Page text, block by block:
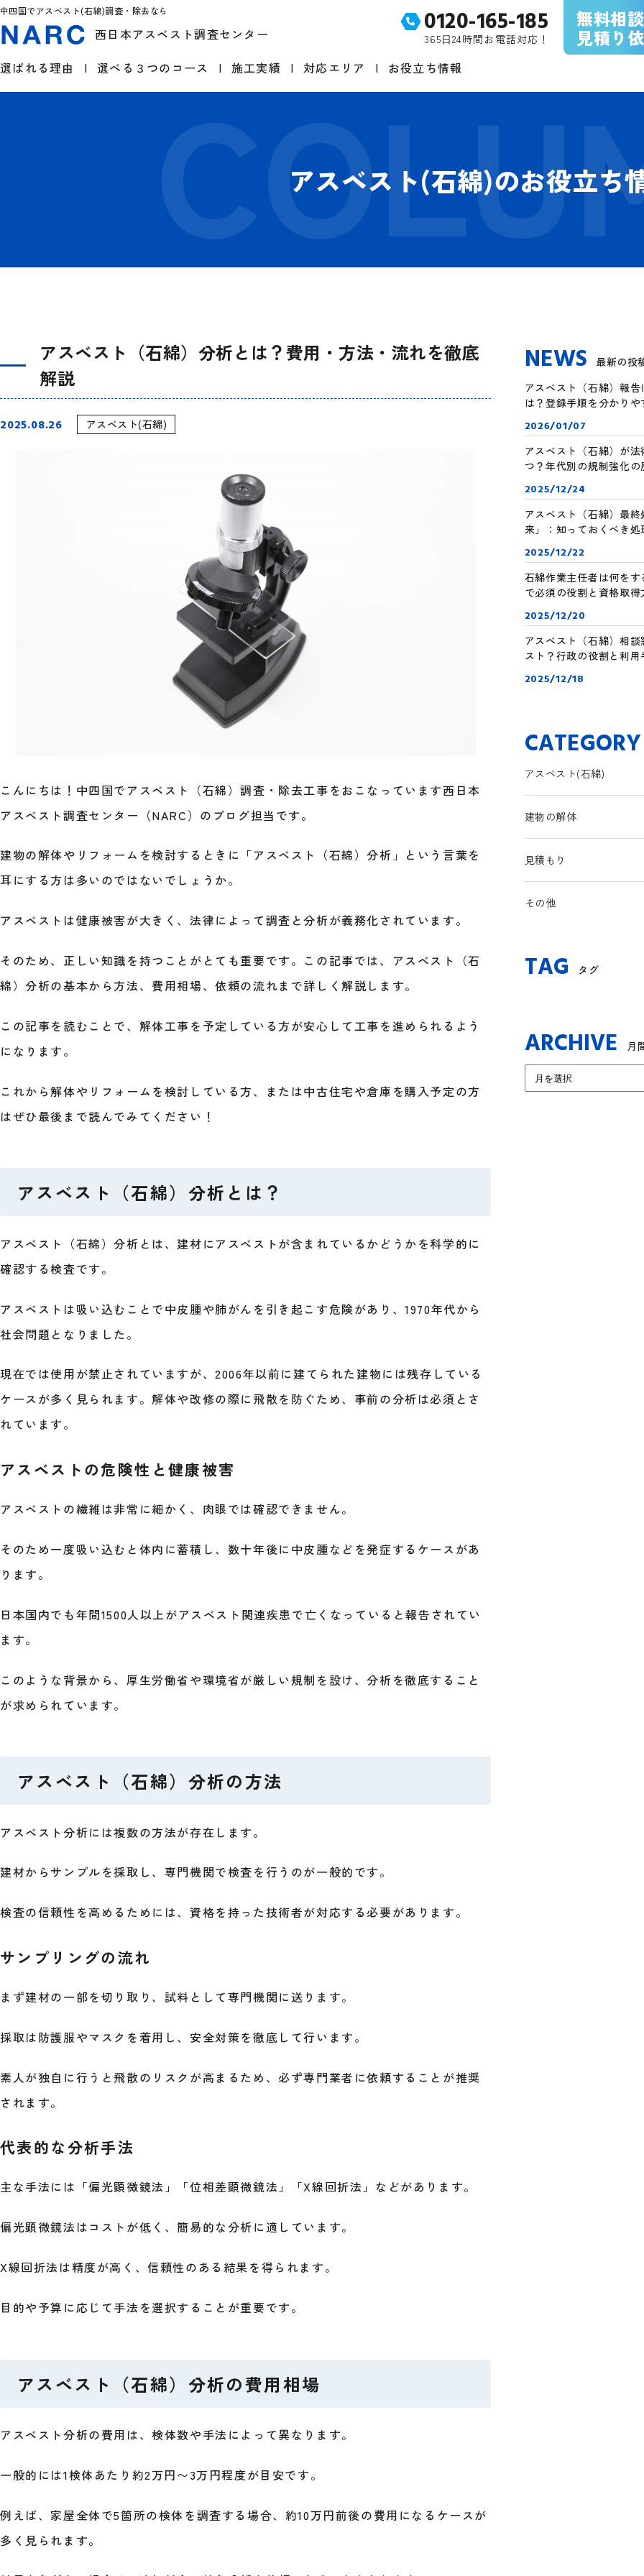
中四国でアスベスト(石綿)調査・除去なら
西日本アスベスト調査センター 0120-165-185
365⽇24時間お電話対応！
無料相談
見積り
選ばれる理由 選べる３つのコース 施工実績 対応エリア お役立ち情報
アスベスト(石綿)のお役立ち
アスベスト（石綿）分析とは？費用・方法・流れを徹底
解説
2025.08.26 アスベスト(石綿)
こんにちは！中四国でアスベスト（石綿）調査・除去工事をおこなっています西日本
アスベスト調査センター（NARC）のブログ担当です。
建物の解体やリフォームを検討するときに「アスベスト（石綿）分析」という言葉を
耳にする方は多いのではないでしょうか。
アスベストは健康被害が大きく、法律によって調査と分析が義務化されています。
そのため、正しい知識を持つことがとても重要です。この記事では、アスベスト（石
綿）分析の基本から方法、費用相場、依頼の流れまで詳しく解説します。
この記事を読むことで、解体工事を予定している方が安心して工事を進められるよう
になります。
これから解体やリフォームを検討している方、または中古住宅や倉庫を購入予定の方
はぜひ最後まで読んでみてください！
アスベスト（石綿）分析とは？
アスベスト（石綿）分析とは、建材にアスベストが含まれているかどうかを科学的に
確認する検査です。
アスベストは吸い込むことで中皮腫や肺がんを引き起こす危険があり、1970年代から
社会問題となりました。
現在では使用が禁止されていますが、2006年以前に建てられた建物には残存している
ケースが多く見られます。解体や改修の際に飛散を防ぐため、事前の分析は必須とさ
れています。
アスベストの危険性と健康被害
アスベストの繊維は非常に細かく、肉眼では確認できません。
そのため一度吸い込むと体内に蓄積し、数十年後に中皮腫などを発症するケースがあ
ります。
日本国内でも年間1500人以上がアスベスト関連疾患で亡くなっていると報告されてい
ます。
このような背景から、厚生労働省や環境省が厳しい規制を設け、分析を徹底すること
が求められています。
アスベスト（石綿）分析の方法
アスベスト分析には複数の方法が存在します。
建材からサンプルを採取し、専門機関で検査を行うのが一般的です。
検査の信頼性を高めるためには、資格を持った技術者が対応する必要があります。
サンプリングの流れ
まず建材の一部を切り取り、試料として専門機関に送ります。
採取は防護服やマスクを着用し、安全対策を徹底して行います。
素人が独自に行うと飛散のリスクが高まるため、必ず専門業者に依頼することが推奨
されます。
代表的な分析手法
主な手法には「偏光顕微鏡法」「位相差顕微鏡法」「X線回折法」などがあります。
偏光顕微鏡法はコストが低く、簡易的な分析に適しています。
X線回折法は精度が高く、信頼性のある結果を得られます。
目的や予算に応じて手法を選択することが重要です。
アスベスト（石綿）分析の費用相場
アスベスト分析の費用は、検体数や手法によって異なります。
一般的には1検体あたり約2万円〜3万円程度が目安です。
例えば、家屋全体で5箇所の検体を調査する場合、約10万円前後の費用になるケースが
多く見られます。
NEWS
最新の投
アスベスト（石綿）報
は？登録手順を分かり
2026/01/07
アスベスト（石綿）が
つ？年代別の規制強化
2025/12/24
アスベスト（石綿）最
来」：知っておくべき
2025/12/22
石綿作業主任者は何を
で必須の役割と資格取
2025/12/20
アスベスト（石綿）相
スト？行政の役割と利
2025/12/18
CATEGORY
アスベスト(石綿)
建物の解体
見積もり
その他
TAG タグ
ARCHIVE 月